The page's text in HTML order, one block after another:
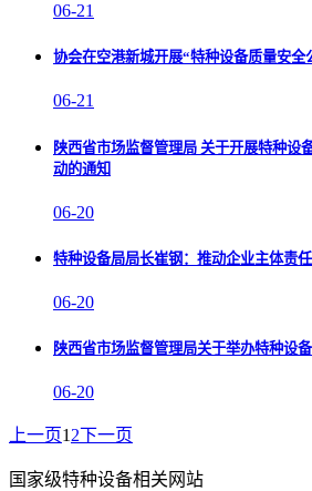
06-21
协会在空港新城开展“特种设备质量安全
06-21
陕西省市场监督管理局 关于开展特种设
动的通知
06-20
特种设备局局长崔钢：推动企业主体责
06-20
陕西省市场监督管理局关于举办特种设
06-20
上一页12 下一页
国家级特种设备相关网站